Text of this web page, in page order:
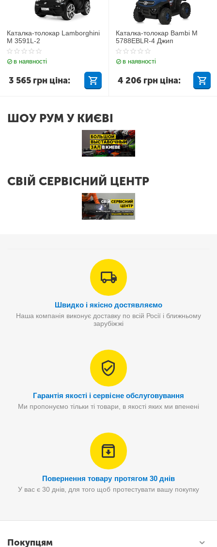
Каталка-толокар Lamborghini
M 3591L-2
в наявності
3 565 грн ціна:
Каталка-толокар Bambi M
5788EBLR-4 Джип
в наявності
4 206 грн ціна:
ШОУ РУМ У КИЄВІ
СВІЙ СЕРВІСНИЙ ЦЕНТР
Швидко і якісно достявляємо
Наша компанія виконує доставку по всій Росії і ближньому
зарубіжжі
Гарантія якості і сервісне обслуговування
Ми пропонуємо тільки ті товари, в якості яких ми впенені
Повернення товару протягом 30 днів
У вас є 30 днів, для того щоб протестувати вашу покупку
Покупцям